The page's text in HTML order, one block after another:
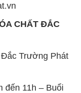
CHẤT ĐẮC
Trường Phát
đến 11h – Buổi